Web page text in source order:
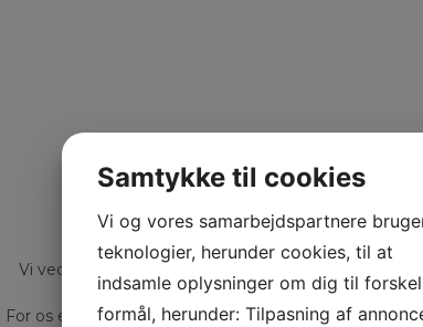
Bliv
Hos Gadeberg Auto får du mere end
At handle med biler, er for os
Vi ved gennem mange års erfaring at der findes
vigtigt for os at du får den
For os er en bilhandel meget mere end blot kroner
Samtykke til cookies
Vi og vores samarbejdspartnere
teknologier, herunder cookies, til at
indsamle oplysninger om dig til
formål, herunder: Tilpasning af